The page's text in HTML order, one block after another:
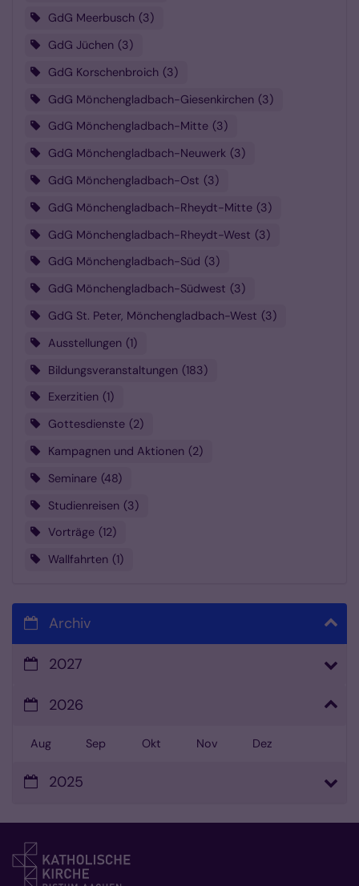
GdG Meerbusch 3
GdG Jüchen 3
GdG Korschenbroich 3
GdG Mönchengladbach-Giesenkirchen 3
GdG Mönchengladbach-Mitte
3
GdG Mönchengladbach-Neuwerk 3
GdG Mönchengladbach-Ost 3
GdG Mönchengladbach-Rheydt-Mitte 3
GdG Mönchengladbach-Rheydt-West 3
GdG Mönchengladbach-Süd
3
GdG Mönchengladbach-Südwest 3
GdG St. Peter, Mönchengladbach-West 3
Ausstellungen 1
Bildungsveranstaltungen 183
Exerzitien 1
Gottesdienste 2
Kampagnen und Aktionen 2
Seminare 48
Studienreisen 3
Vorträge 12
Wallfahrten 1
Archiv
2027
2026
Aug Sep Okt Nov Dez
2025